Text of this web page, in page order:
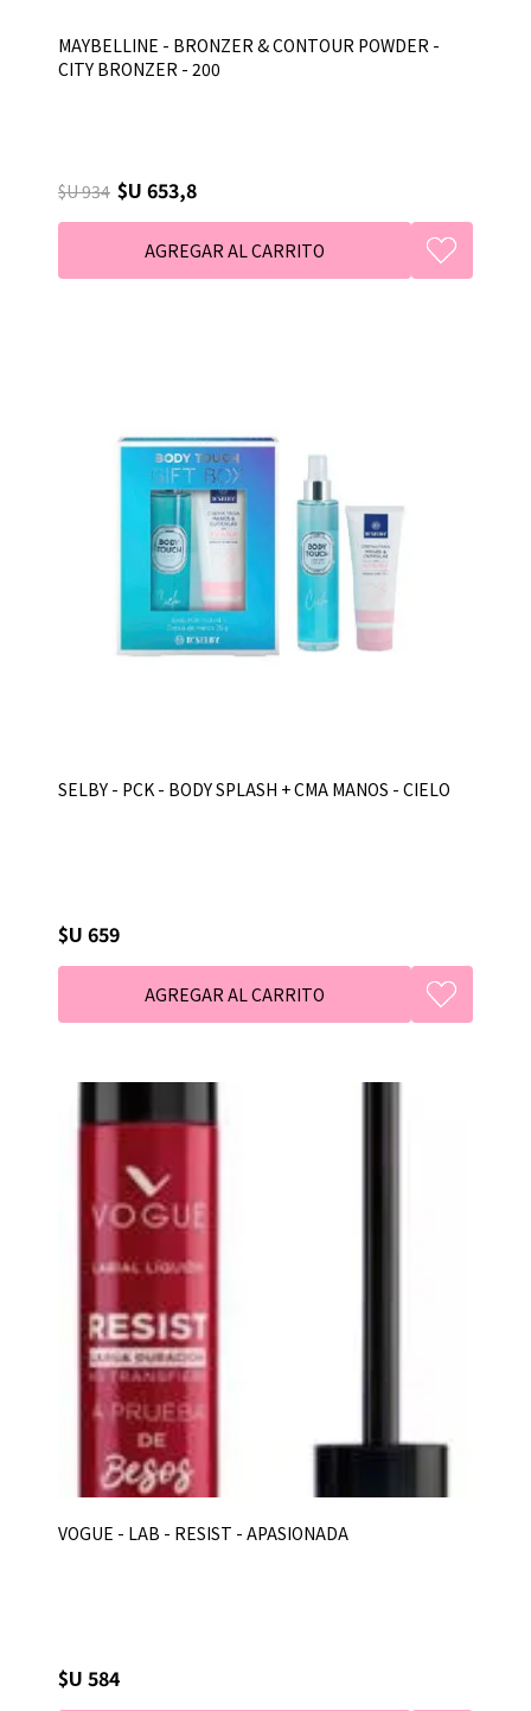
MAYBELLINE - BRONZER & CONTOUR POWDER -
CITY BRONZER - 200
$U 934 $U 653,8
SELBY - PCK - BODY SPLASH + CMA MANOS - CIELO
$U 659
VOGUE - LAB - RESIST - APASIONADA
$U 584